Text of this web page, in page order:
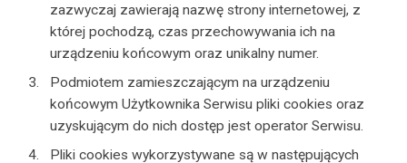
zazwyczaj zawierają nazwę strony internetowej, z
której pochodzą, czas przechowywania ich na
urządzeniu końcowym oraz unikalny numer.
Podmiotem zamieszczającym na urządzeniu
końcowym Użytkownika Serwisu pliki cookies oraz
uzyskującym do nich dostęp jest operator Serwisu.
Pliki cookies wykorzystywane są w następujących